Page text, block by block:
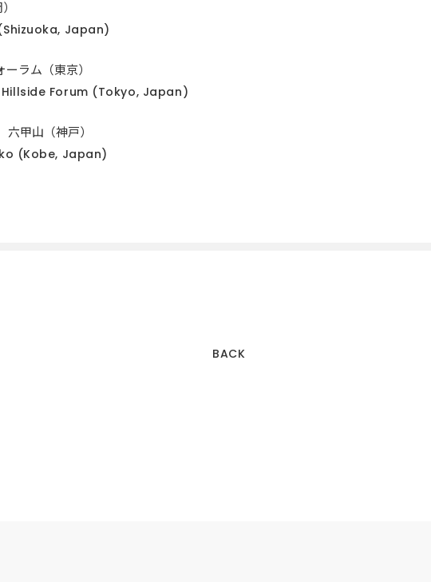
Japan)
ラム（東京）
Forum (Tokyo, Japan)
六甲山（神戸）
(Kobe, Japan)
BACK